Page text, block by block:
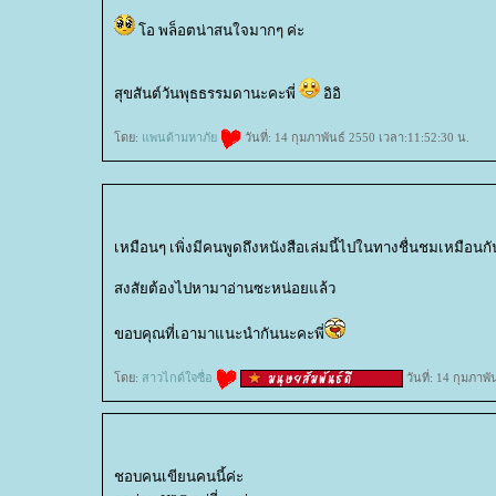
อ พล็อตน่าสนใจมากๆ ค่ะ
สุขสันต์วันพุธธรรมดานะคะพี่ อิอิ
ดย: พนด้ามหาภั วันที่: 14 กุมภาพันธ์ 2550 เวลา:11:52:30 น.
เหมือนๆ เพิ่งมีคนพูดถึงหนังสือเล่มนี้ไปในทางชื่นชมเหมือนกั
สงสัยต้องไปหามาอ่านซะหน่อยแล้ว
ขอบคุณที่เอามาแนะนำกันนะคะพี่
ดย: สาวไกด์ใจซื่อ วันที่: 14 กุมภาพั
ชอบคนเขียนคนนี้ค่ะ